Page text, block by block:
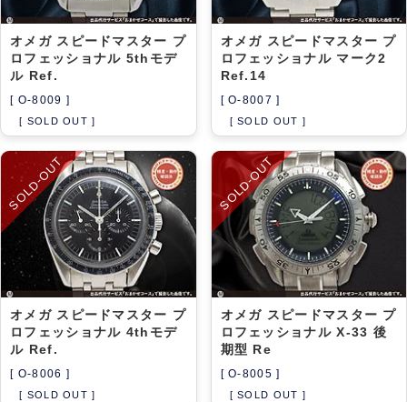
オメガ スピードマスター プ
ロフェッショナル 5thモデ
ル Ref.
[ O-8009 ]
[ SOLD OUT ]
オメガ スピードマスター プ
ロフェッショナル マーク2
Ref.14
[ O-8007 ]
[ SOLD OUT ]
SOLD-OUT
オメガ スピードマスター プ
ロフェッショナル 4thモデ
ル Ref.
[ O-8006 ]
[ SOLD OUT ]
SOLD-OUT
オメガ スピードマスター プ
ロフェッショナル X-33 後
期型 Re
[ O-8005 ]
[ SOLD OUT ]